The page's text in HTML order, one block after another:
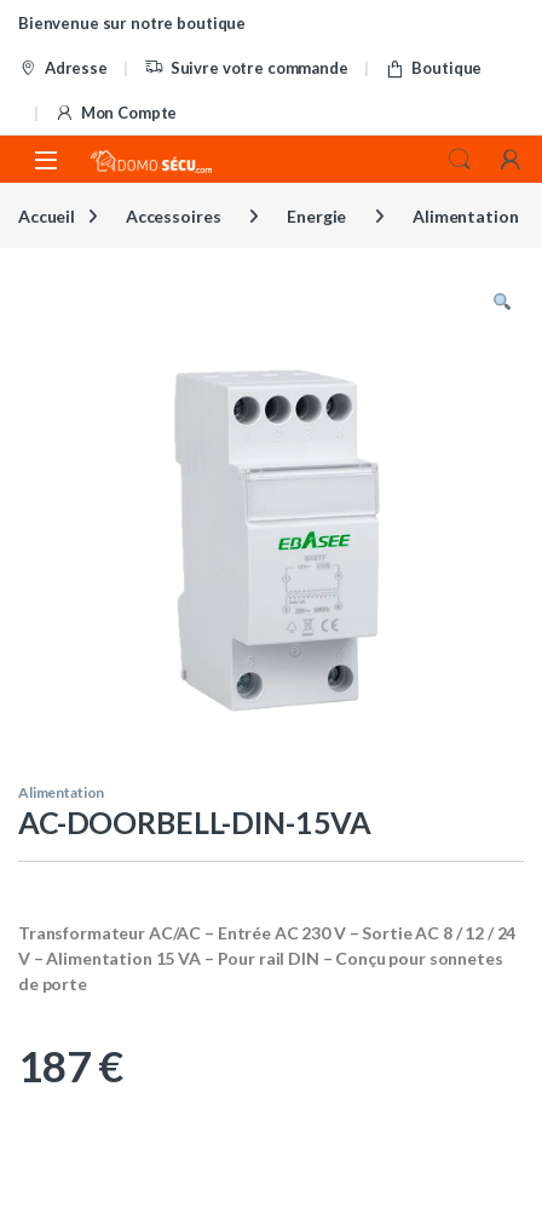
Skip to navigation
Skip to content
Bienvenue sur notre boutique
Adresse Suivre votre commande Boutique
Mon Compte
Accueil Accessoires Energie Alimentation
Alimentation
AC-DOORBELL-DIN-15VA
Transformateur AC/AC – Entrée AC 230 V – Sortie AC 8 / 12 / 24
V – Alimentation 15 VA – Pour rail DIN – Conçu pour sonnetes
de porte
187€